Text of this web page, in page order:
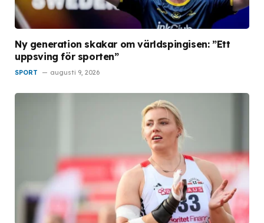
Ny generation skakar om världspingisen: ”Ett
uppsving för sporten”
SPORT augusti 9, 2026